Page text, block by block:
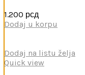
1.200 рсд
Dodaj u korpu
Dodaj na listu želja
Quick view